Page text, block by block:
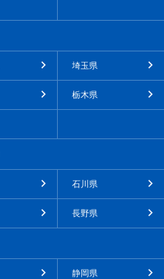
埼玉県
栃木県
石川県
長野県
静岡県